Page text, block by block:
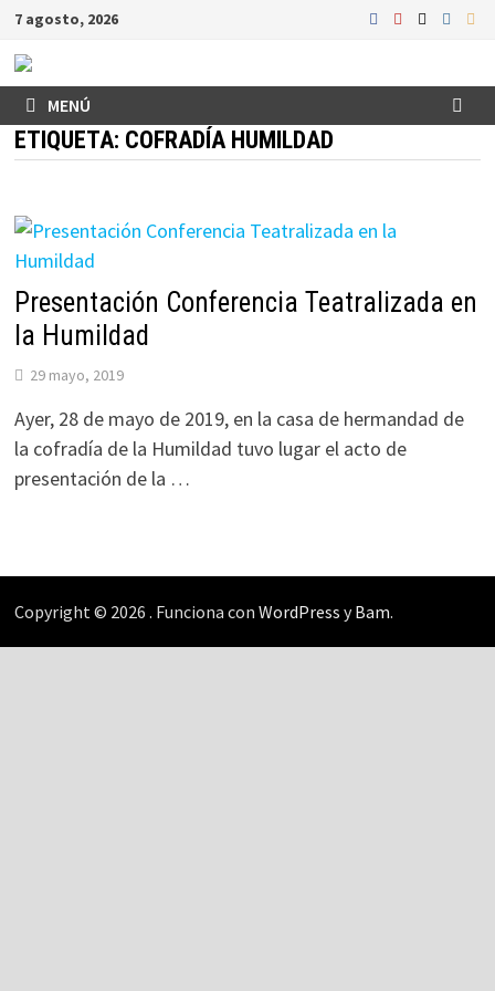
Saltar
contenido
7 agosto, 2026
MENÚ
ETIQUETA: COFRADÍA HUMILDAD
Presentación Conferencia Teatralizada en
la Humildad
29 mayo, 2019
Ayer, 28 de mayo de 2019, en la casa de hermandad de
la cofradía de la Humildad tuvo lugar el acto de
presentación de la …
Copyright © 2026 . Funciona con WordPress yBam.